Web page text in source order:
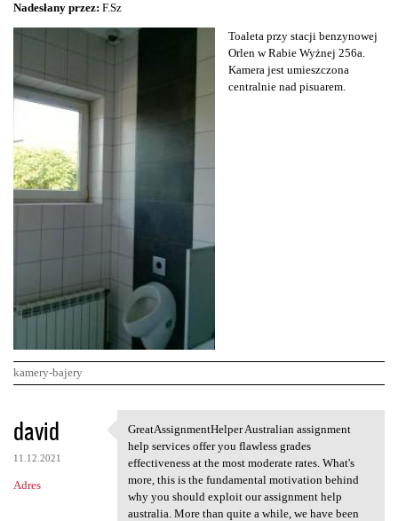
Nadesłany przez: F.Sz
Toaleta przy stacji benzynowej
Orlen w Rabie Wyżnej 256a.
Kamera jest umieszczona
centralnie nad pisuarem.
kamery-bajery
K
o
m
e
david
11.12.2021
Adres
GreatAssignmentHelper
GreatAssignmentHelper Australian assignment
help services offer you flawless grades
effectiveness at the most moderate rates. What's
more, this is the fundamental motivation behind
why you should exploit our assignment help
australia. More than quite a while, we have been